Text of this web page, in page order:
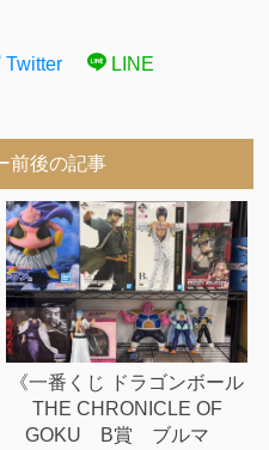
Twitter LINE
前後の記事
《一番くじ ドラゴンボール
THE CHRONICLE OF
GOKU B賞 ブルマ